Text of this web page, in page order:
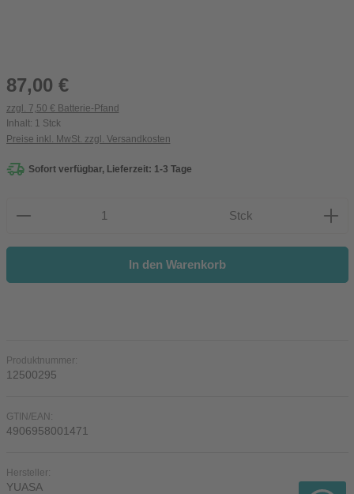
Regulärer Preis:
87,00 €
zzgl. 7,50 € Batterie-Pfand
Inhalt: 1 Stck
Preise inkl. MwSt. zzgl. Versandkosten
Sofort verfügbar, Lieferzeit: 1-3 Tage
Produkt Anzahl: Gib den gewünschten Wert ein oder
Stck
In den Warenkorb
Produktnummer:
12500295
GTIN/EAN:
4906958001471
Hersteller:
YUASA